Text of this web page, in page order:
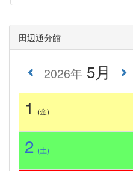
田辺通分館
2026年 5月
1 (金)
2 (土)